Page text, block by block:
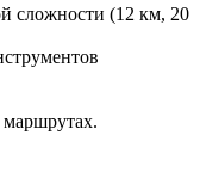
сложности (12 км, 20
маршрутах.